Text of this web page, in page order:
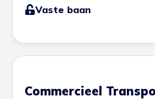
Vaste baan
Commercieel